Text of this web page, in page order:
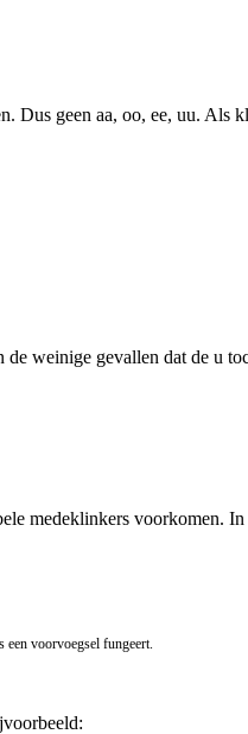
Dus geen aa, oo, ee, uu.
weinige gevallen dat de u
medeklinkers voorkomen.
voorvoegsel fungeert.